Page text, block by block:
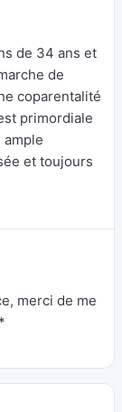
de 34 ans et
de
coparentalité
primordiale
et toujours
merci de me